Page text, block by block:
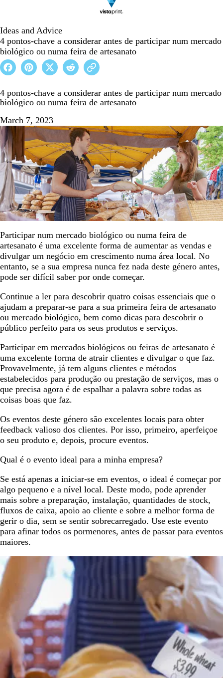
Ideas and Advice
4 pontos-chave a considerar antes de participar num mercado
biológico ou numa feira de artesanato
4 pontos-chave a considerar antes de participar num mercado
biológico ou numa feira de artesanato
March 7, 2023
Participar num mercado biológico ou numa feira de
artesanato é uma excelente forma de aumentar as vendas e
divulgar um negócio em crescimento numa área local. No
entanto, se a sua empresa nunca fez nada deste género antes,
pode ser difícil saber por onde começar.
Continue a ler para descobrir quatro coisas essenciais que o
ajudam a preparar-se para a sua primeira feira de artesanato
ou mercado biológico, bem como dicas para descobrir o
público perfeito para os seus produtos e serviços.
Participar em mercados biológicos ou feiras de artesanato é
uma excelente forma de atrair clientes e divulgar o que faz.
Provavelmente, já tem alguns clientes e métodos
estabelecidos para produção ou prestação de serviços, mas o
que precisa agora é de espalhar a palavra sobre todas as
coisas boas que faz.
Os eventos deste género são excelentes locais para obter
feedback valioso dos clientes. Por isso, primeiro, aperfeiçoe
o seu produto e, depois, procure eventos.
Qual é o evento ideal para a minha empresa?
Se está apenas a iniciar-se em eventos, o ideal é começar por
algo pequeno e a nível local. Deste modo, pode aprender
mais sobre a preparação, instalação, quantidades de stock,
fluxos de caixa, apoio ao cliente e sobre a melhor forma de
gerir o dia, sem se sentir sobrecarregado. Use este evento
para afinar todos os pormenores, antes de passar para eventos
maiores.